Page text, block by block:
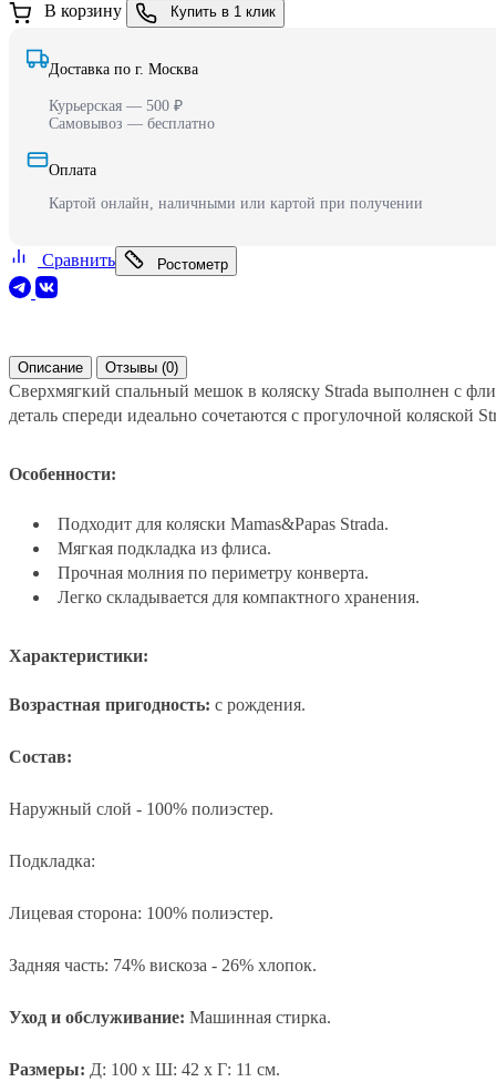
В корзину Купить в 1 клик
Доставка по г. Москва
Курьерская — 500 ₽
Самовывоз — бесплатно
Оплата
Картой онлайн, наличными или картой при получении
Сравнить Ростометр
Описание Отзывы (0)
Сверхмягкий спальный мешок в коляску Strada выполнен c
деталь спереди идеально сочетаются с прогулочной коляской
Особенности:
Подходит для коляски Mamas&Papas Strada.
Мягкая подкладка из флиса.
Прочная молния по периметру конверта.
Легко складывается для компактного хранения.
Характеристики:
Возрастная пригодность: с рождения.
Состав:
Наружный слой - 100% полиэстер.
Подкладка:
Лицевая сторона: 100% полиэстер.
Задняя часть: 74% вискоза - 26% хлопок.
Уход и обслуживание: Машинная стирка.
Размеры: Д: 100 x Ш: 42 x Г: 11 см.